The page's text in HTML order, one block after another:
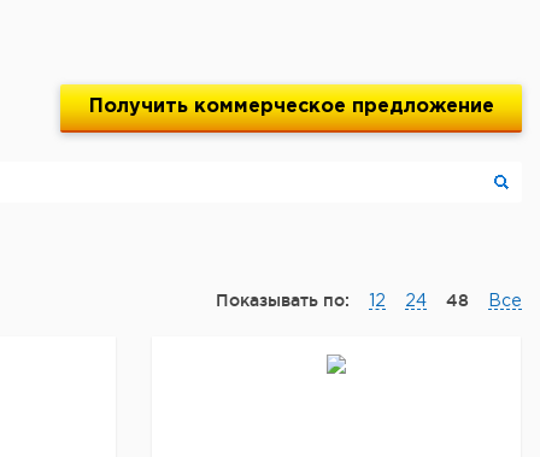
Получить коммерческое предложение
Показывать по: 12 24 48 Все